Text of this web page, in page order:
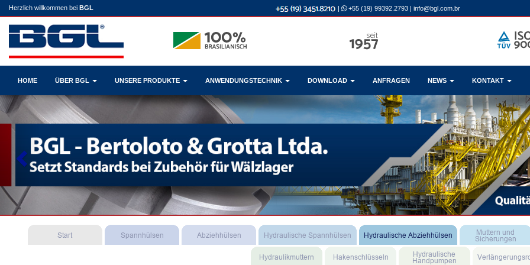
Herzlich willkommen bei BGL | +55 (19) 99392.2793 | info@bgl.com.br
HOME ÜBER BGL UNSERE PRODUKTE ANWENDUNGSTECHNIK DOWNLOAD ANFRAGEN NEWS KONTAKT
Previous